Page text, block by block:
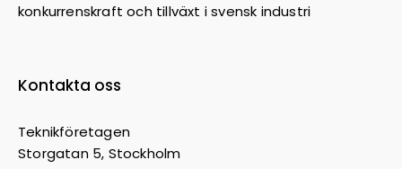
konkurrenskraft och tillväxt i svensk industri
Kontakta oss
Teknikföretagen
Storgatan 5, Stockholm